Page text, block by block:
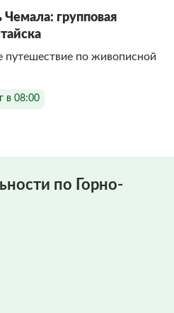
групповая
путешествие по живописной
в 08:00
по Горно-